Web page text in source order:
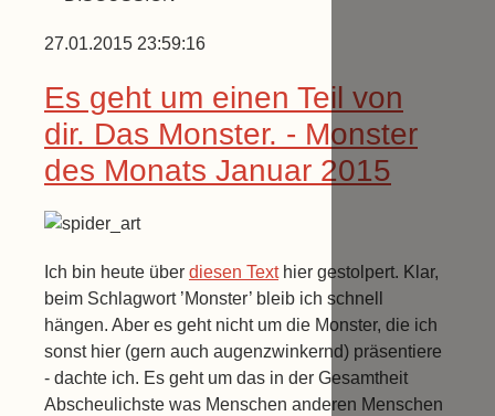
27.01.2015 23:59:16
Es geht um einen Teil von
dir. Das Monster. - Monster
des Monats Januar 2015
Ich bin heute über diesen Texthier gestolpert. Klar,
beim Schlagwort ’Monster’ bleib ich schnell
hängen. Aber es geht nicht um die Monster, die ich
sonst hier (gern auch augenzwinkernd) präsentiere
- dachte ich. Es geht um das in der Gesamtheit
Abscheulichste was Menschen anderen Menschen